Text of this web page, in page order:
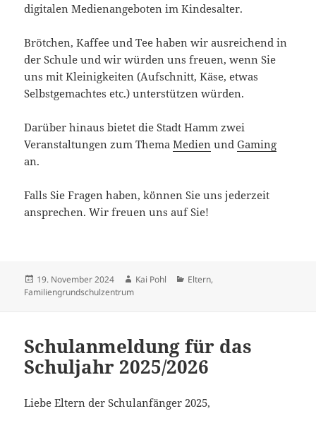
digitalen Medienangeboten im Kindesalter.
Brötchen, Kaffee und Tee haben wir ausreichend in
der Schule und wir würden uns freuen, wenn Sie
uns mit Kleinigkeiten (Aufschnitt, Käse, etwas
Selbstgemachtes etc.) unterstützen würden.
Darüber hinaus bietet die Stadt Hamm zwei
Veranstaltungen zum ThemaMedien undGaming
an.
Falls Sie Fragen haben, können Sie uns jederzeit
ansprechen. Wir freuen uns auf Sie!
Veröffentlicht
am
19. November 2024 Autor
Kai Pohl Kategorien
Eltern,
Familiengrundschulzentrum
Schulanmeldung für das
Schuljahr 2025/2026
Liebe Eltern der Schulanfänger 2025,